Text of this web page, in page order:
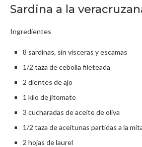
Sardina a la
Ingredientes
8 sardinas, sin vísceras y escamas
1/2 taza de cebolla fileteada
2 dientes de ajo
1 kilo de jitomate
3 cucharadas de aceite de oliva
1/2 taza de aceitunas partidas a la
2 hojas de laurel